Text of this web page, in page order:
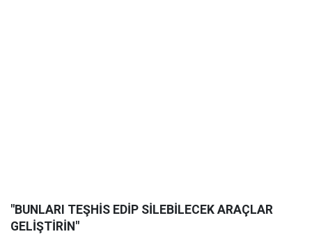
"BUNLARI TEŞHİS EDİP SİLEBİLECEK ARAÇLAR
GELİŞTİRİN"